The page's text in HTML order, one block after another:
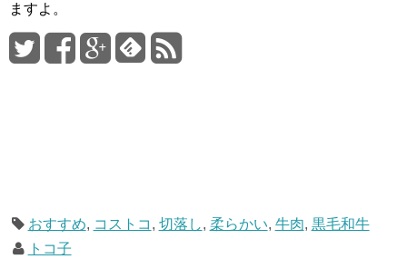
ますよ。
おすすめ, コストコ , 切落し, 柔らかい, 牛肉, 黒毛和牛
トコ子